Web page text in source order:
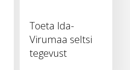
Toeta Ida-
Virumaa seltsi
tegevust